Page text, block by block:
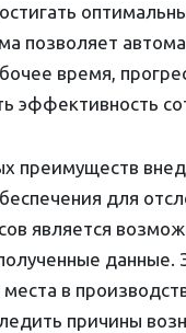
позволяет
время,
эффективность
преимуществ
для
является
данные.
в
причины